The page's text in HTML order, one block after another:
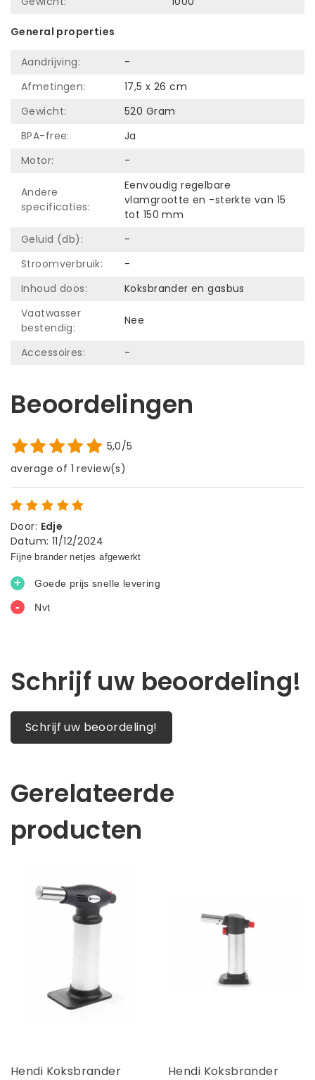
General properties
Aandrijving:
-
Afmetingen:
17,5 x 26 cm
Gewicht:
520 Gram
BPA-free:
Ja
Motor:
-
Andere
specificaties:
Eenvoudig regelbare
vlamgrootte en -sterkte van 15
tot 150 mm
Geluid (db):
-
Stroomverbruik:
-
Inhoud doos:
Koksbrander en gasbus
Vaatwasser
bestendig:
Nee
Accessoires: -
Beoordelingen
5,0/5
average of 1 review(s)
Door: Edje
Datum: 11/12/2024
Schrijf uw beoordeling!
Schrijf uw beoordeling!
Gerelateerde
producten
Hendi Koksbrander Hendi Koksbrander